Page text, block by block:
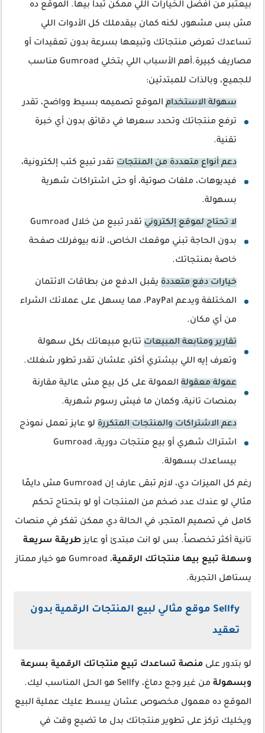
بيعتبر من أفضل الخيارات اللي ممكن تبدأ بيها. الموقع ده
مش بس مشهور، لكنه كمان بيقدملك كل الأدوات اللي
تساعدك تعرض منتجاتك وتبيعها بسرعة بدون تعقيدات أو
مصاريف كبيرة.أهم الأسباب اللي بتخلي Gumroad مناسب
للجميع، وبالذات للمبتدئين:
سهولة الاستخدام الموقع تصميمه بسيط وواضح، تقدر
ترفع منتجاتك وتحدد سعرها في دقائق بدون أي خبرة
تقنية.
دعم أنواع متعددة من المنتجات تقدر تبيع كتب إلكترونية،
فيديوهات، ملفات صوتية، أو حتى اشتراكات شهرية
بسهولة.
لا تحتاج لموقع إلكتروني
تقدر تبيع من خلال Gumroad
بدون الحاجة تبني موقعك الخاص، لأنه بيوفرلك صفحة
خاصة بمنتجاتك.
خيارات دفع متعددة يقبل الدفع من بطاقات الائتمان
المختلفة ويدعم PayPal، مما يسهل على عملائك الشراء
من أي مكان.
تقارير ومتابعة المبيعات تتابع مبيعاتك بكل سهولة
وتعرف إيه اللي بيشتري أكتر، علشان تقدر تطور شغلك.
عمولة معقولة العمولة على كل بيع مش عالية مقارنة
بمنصات تانية، وكمان ما فيش رسوم شهرية.
دعم الاشتراكات والمنتجات المتكررة لو عايز تعمل نموذج
اشتراك شهري أو بيع منتجات دورية، Gumroad
بيساعدك بسهولة.
رغم كل الميزات دي، لازم تبقى عارف إن Gumroad مش دايمًا
مثالي لو عندك عدد ضخم من المنتجات أو لو بتحتاج تحكم
كامل في تصميم المتجر، في الحالة دي ممكن تفكر في منصات
تانية أكثر تخصصاً. بس لو انت مبتدئ أو عايزطريقة سريعة
وسهلة تبيع بيها منتجاتك الرقمية
، Gumroad هو خيار ممتاز
يستاهل التجربة.
Sellfy موقع مثالي لبيع المنتجات الرقمية بدون
تعقيد
لو بتدور على منصة تساعدك تبيع منتجاتك الرقمية بسرعة
وبسهولة
من غير وجع دماغ، Sellfy هو الحل المناسب ليك.
الموقع ده معمول مخصوص عشان يبسط عليك عملية البيع
ويخليك تركز على تطوير منتجاتك بدل ما تضيع وقت في